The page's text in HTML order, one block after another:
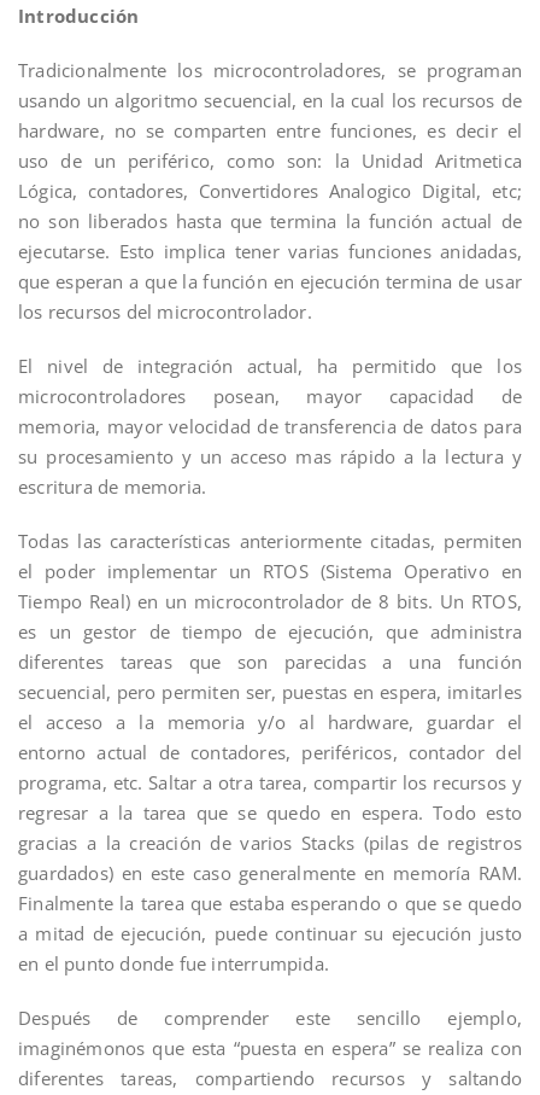
Introducción
Tradicionalmente los microcontroladores, se programan
usando un algoritmo secuencial, en la cual los recursos de
hardware, no se comparten entre funciones, es decir el
uso de un periférico, como son: la Unidad Aritmetica
Lógica, contadores, Convertidores Analogico Digital, etc;
no son liberados hasta que termina la función actual de
ejecutarse. Esto implica tener varias funciones anidadas,
que esperan a que la función en ejecución termina de usar
los recursos del microcontrolador.
El nivel de integración actual, ha permitido que los
microcontroladores posean, mayor capacidad de
memoria, mayor velocidad de transferencia de datos para
su procesamiento y un acceso mas rápido a la lectura y
escritura de memoria.
Todas las características anteriormente citadas, permiten
el poder implementar un RTOS (Sistema Operativo en
Tiempo Real) en un microcontrolador de 8 bits. Un RTOS,
es un gestor de tiempo de ejecución, que administra
diferentes tareas que son parecidas a una función
secuencial, pero permiten ser, puestas en espera, imitarles
el acceso a la memoria y/o al hardware, guardar el
entorno actual de contadores, periféricos, contador del
programa, etc. Saltar a otra tarea, compartir los recursos y
regresar a la tarea que se quedo en espera. Todo esto
gracias a la creación de varios Stacks (pilas de registros
guardados) en este caso generalmente en memoría RAM.
Finalmente la tarea que estaba esperando o que se quedo
a mitad de ejecución, puede continuar su ejecución justo
en el punto donde fue interrumpida.
Después de comprender este sencillo ejemplo,
imaginémonos que esta “puesta en espera” se realiza con
diferentes tareas, compartiendo recursos y saltando